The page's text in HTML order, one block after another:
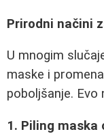
Prirodni načini
U mnogim
maske i
poboljšanje. Evo
1. Piling maska